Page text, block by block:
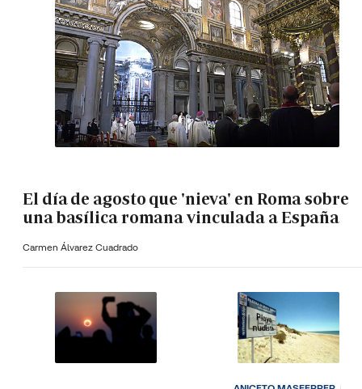
El día de agosto que 'nieva' en Roma sobre
una basílica romana vinculada a España
Carmen Álvarez Cuadrado